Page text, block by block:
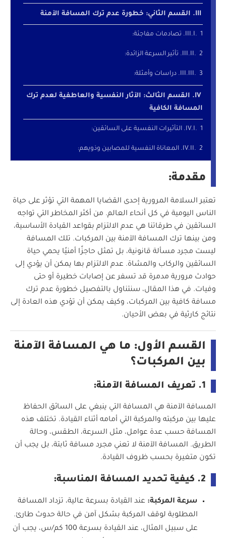
القسم الثاني: خطورة عدم ترك المسافة الآمنة
1. تصادمات مفاجئة:
2. تأثير السرعة الزائدة:
3. دراسات وأمثلة:
القسم الثالث: الآثار النفسية والعاطفية لعدم ترك
المسافة الكافية
1. التأثيرات النفسية على السائقين:
2. المعاناة النفسية للمصابين وذويهم:
1. نصائح للحفاظ على المسافة الآمنة:
3. دور التكنولوجيا في الحماية:
القسم الخامس: الدور الحكومي والإعلامي في توعية
الجمهور
1. تحسين القوانين:
3. الدور المجتمعي:
الخاتمة:
مقدمة:
تعتبر السلامة المرورية إحدى القضايا المهمة التي تؤثر على حياة
الناس اليومية في كل أنحاء العالم. من أكثر المخاطر التي تواجه
السائقين في طرقاتنا هي عدم الالتزام بقواعد القيادة الأساسية،
ومن بينها ترك المسافة الآمنة بين المركبات. تلك المسافة
ليست مجرد مسألة قانونية، بل تمثل حاجزًا أمنيًا يحمي حياة
السائقين والركاب والمشاة. عدم الالتزام بها يمكن أن يؤدي إلى
حوادث مرورية مدمرة قد تسفر عن إصابات خطيرة أو حتى
وفيات. في هذا المقال، سنتناول بالتفصيل خطورة عدم ترك
مسافة كافية بين المركبات، وكيف يمكن أن تؤدي هذه العادة إلى
نتائج كارثية في بعض الأحيان.
القسم الأول: ما هي المسافة الآمنة
بين المركبات؟
1. تعريف المسافة الآمنة:
المسافة الآمنة هي المسافة التي ينبغي على السائق الحفاظ
عليها بين مركبته والمركبة التي أمامه أثناء القيادة. تختلف هذه
المسافة حسب عدة عوامل، مثل السرعة، الطقس، وحالة
الطريق. المسافة الآمنة لا تعني مجرد مسافة ثابتة، بل يجب أن
تكون متغيرة بحسب ظروف القيادة.
2. كيفية تحديد المسافة المناسبة:
سرعة المركبة: عند القيادة بسرعة عالية، تزداد المسافة
المطلوبة لوقف المركبة بشكل آمن في حالة حدوث طارئ.
على سبيل المثال، عند القيادة بسرعة 100 كم/س، يجب أن